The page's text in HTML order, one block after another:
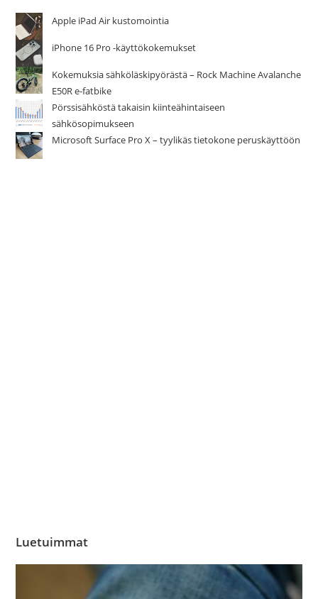
Apple iPad Air kustomointia
iPhone 16 Pro -käyttökokemukset
Kokemuksia sähköläskipyörästä – Rock Machine Avalanche
E50R e-fatbike
Pörssisähköstä takaisin kiinteähintaiseen
sähkösopimukseen
Microsoft Surface Pro X – tyylikäs tietokone peruskäyttöön
Luetuimmat